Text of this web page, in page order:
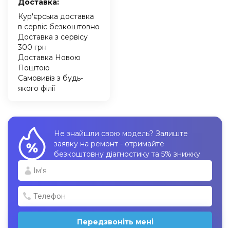
Доставка:
Кур'єрська доставка
в сервіс безкоштовно
Доставка з сервісу
300 грн
Доставка Новою
Поштою
Самовивіз з будь-
якого філії
Не знайшли свою модель? Залиште
заявку на ремонт - отримайте
безкоштовну діагностику та 5% знижку
Передзвоніть мені